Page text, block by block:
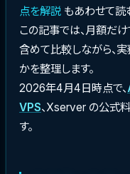
点を解説 もあわせて読
この記事では、月額だけ
含めて比較しながら、
かを整理します。
2026年4月4日時点で、
VPS、Xserver の公式
す。